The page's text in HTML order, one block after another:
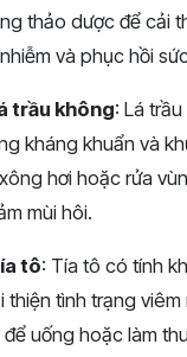
thảo dược để cải
và phục hồi
trầu không: Lá
kháng khuẩn và
hơi hoặc rửa
mùi hôi.
tô: Tía tô có tính
thiện tình trạng viêm
uống hoặc làm